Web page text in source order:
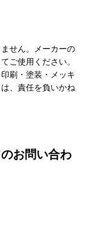
せん。メーカーの
ご使用ください。
刷・塗装・メッキ
、責任を負いかね
お問い合わ